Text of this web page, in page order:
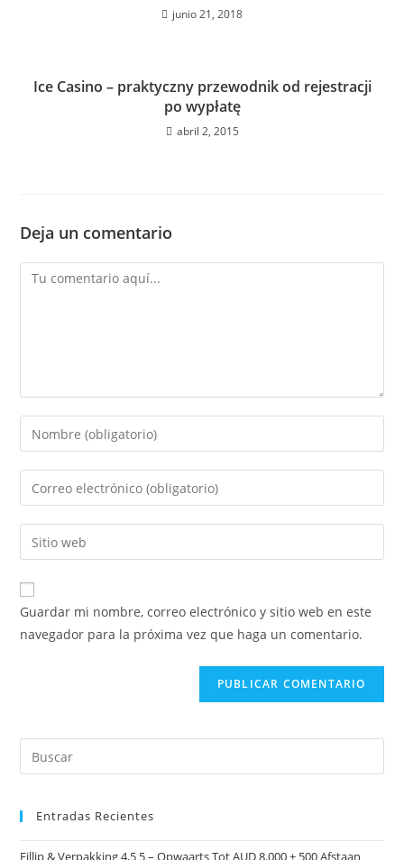
junio 21, 2018
Ice Casino – praktyczny przewodnik od rejestracji
po wypłatę
abril 2, 2015
Deja un comentario
Guardar mi nombre, correo electrónico y sitio web en este
navegador para la próxima vez que haga un comentario.
Entradas Recientes
Fillip & Verpakking 4,5 5 – Opwaarts Tot AUD 8.000 + 500 Afstaan